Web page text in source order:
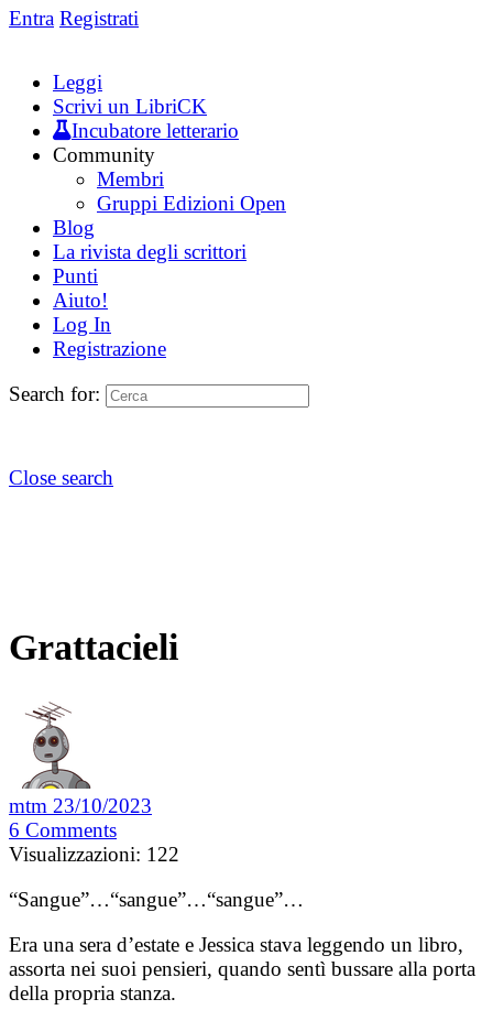
Entra Registrati
Leggi
Scrivi un LibriCK
Incubatore letterario
Community
Membri
Gruppi Edizioni Open
Blog
La rivista degli scrittori
Punti
Aiuto!
Log In
Registrazione
Search for:
Close search
Grattacieli
mtm 23/10/2023
6 Comments
Visualizzazioni: 122
“Sangue”…“sangue”…“sangue”…
Era una sera d’estate e Jessica stava leggendo un libro,
assorta nei suoi pensieri, quando sentì bussare alla porta
della propria stanza.